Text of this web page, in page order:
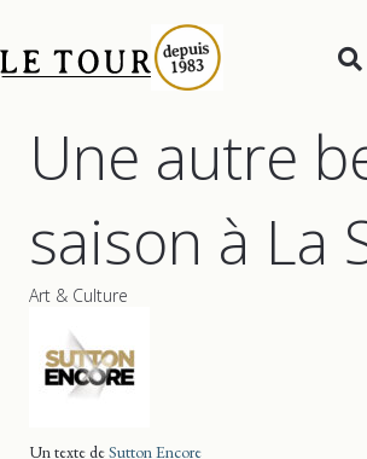
Une autre
saison à La
Art & Culture
Un texte deSutton Encore